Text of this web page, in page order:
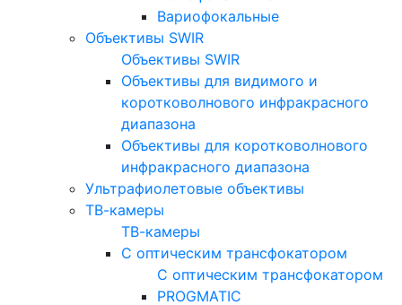
Вариофокальные
Объективы SWIR
Объективы SWIR
Объективы для видимого и
коротковолнового инфракрасного
диапазона
Объективы для коротковолнового
инфракрасного диапазона
Ультрафиолетовые объективы
ТВ-камеры
ТВ-камеры
С оптическим трансфокатором
С оптическим трансфокатором
PROGMATIC